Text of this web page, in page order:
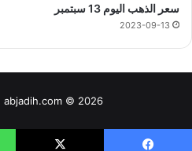
سعر الذهب اليوم 13 سبتمبر
2023-09-13
| abjadih.com © 2026